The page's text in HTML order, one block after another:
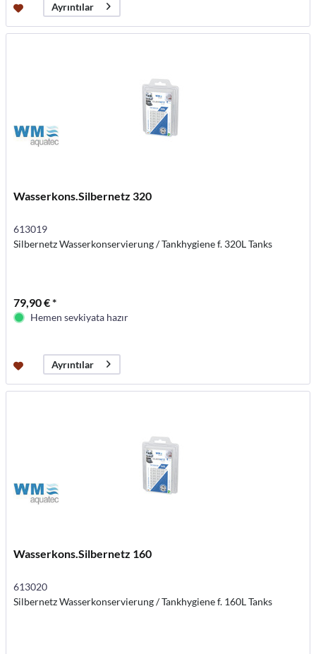
Ayrıntılar
Wasserkons.Silbernetz 320
613019
Silbernetz Wasserkonservierung / Tankhygiene f. 320L Tanks
79,90 € *
Hemen sevkiyata hazır
Ayrıntılar
Wasserkons.Silbernetz 160
613020
Silbernetz Wasserkonservierung / Tankhygiene f. 160L Tanks